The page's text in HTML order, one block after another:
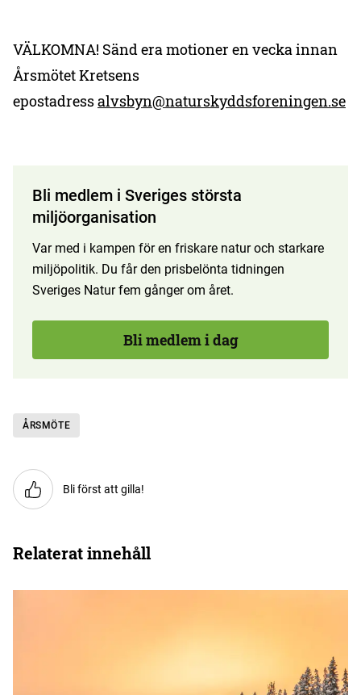
VÄLKOMNA! Sänd era motioner en vecka innan
Årsmötet Kretsens
epostadressalvsbyn@naturskyddsforeningen.se
Bli medlem i Sveriges största
miljöorganisation
Var med i kampen för en friskare natur och starkare
miljöpolitik. Du får den prisbelönta tidningen
Sveriges Natur fem gånger om året.
Bli medlem i dag
ÅRSMÖTE
Bli först att gilla!
Relaterat innehåll